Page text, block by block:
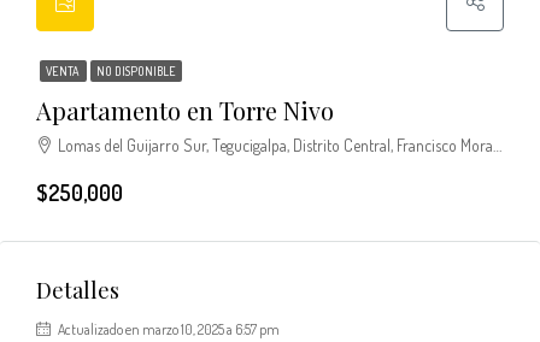
VENTA NO DISPONIBLE
Apartamento en Torre Nivo
Lomas del Guijarro Sur, Tegucigalpa, Distrito Central, Francisco Morazán, Honduras
$250,000
Detalles
Actualizado en marzo 10, 2025 a 6:57 pm